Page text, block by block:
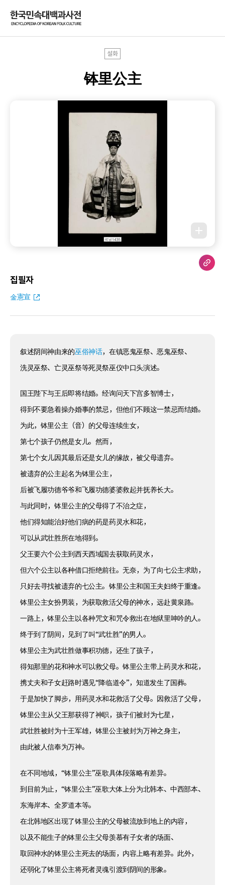
설화
钵里公主
집필자
金憲宣
叙述阴间神由来的巫俗神话，在镇恶鬼巫祭、恶鬼巫祭、
洗灵巫祭、亡灵巫祭等死灵祭巫仪中口头演述。
国王陛下与王后即将结婚。经询问天下宫多智博士，
得到不要急着操办婚事的禁忌，但他们不顾这一禁忌而结婚。
为此，钵里公主（音）的父母连续生女，
第七个孩子仍然是女儿。然而，
第七个女儿因其最后还是女儿的缘故，被父母遗弃。
被遗弃的公主起名为钵里公主，
后被飞履功德爷爷和飞履功德婆婆救起并抚养长大。
与此同时，钵里公主的父母得了不治之症，
他们得知能治好他们病的药是药灵水和花，
可以从武壮胜所在地得到。
父王要六个公主到西天西域国去获取药灵水，
但六个公主以各种借口拒绝前往。无奈，为了向七公主求助，
只好去寻找被遗弃的七公主。钵里公主和国王夫妇终于重逢。
钵里公主女扮男装，为获取救活父母的神水，远赴黄泉路。
一路上，钵里公主以各种咒文和咒令救出在地狱里呻吟的人。
终于到了阴间，见到了叫“武壮胜”的男人。
钵里公主为武壮胜做事积功德，还生了孩子，
得知那里的花和神水可以救父母。钵里公主带上药灵水和花，
携丈夫和子女赶路时遇见“降临道令”，知道发生了国葬。
于是加快了脚步，用药灵水和花救活了父母。因救活了父母，
钵里公主从父王那获得了神职，孩子们被封为七星，
武壮胜被封为十王军雄，钵里公主被封为万神之身主，
由此被人信奉为万神。
在不同地域，“钵里公主”巫歌具体段落略有差异。
到目前为止，“钵里公主”巫歌大体上分为北韩本、中西部本、
东海岸本、全罗道本等。
在北韩地区出现了钵里公主的父母被流放到地上的内容，
以及不能生子的钵里公主父母羡慕有子女者的场面、
取回神水的钵里公主死去的场面，内容上略有差异。此外，
还弱化了钵里公主将死者灵魂引渡到阴间的形象。